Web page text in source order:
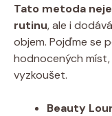
Tato ‍metoda
rutinu, ale i
objem. ⁤Pojďme se
hodnocených
‍vyzkoušet.
Beauty